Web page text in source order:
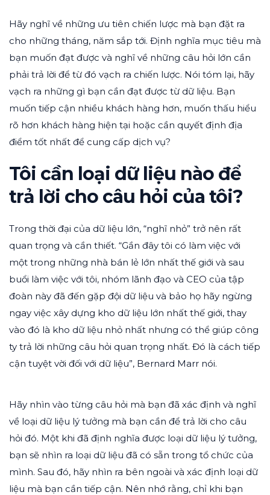
Hãy nghĩ về những ưu tiên chiến lược mà bạn đặt ra
cho những tháng, năm sắp tới. Định nghĩa mục tiêu mà
bạn muốn đạt được và nghĩ về những câu hỏi lớn cần
phải trả lời để từ đó vạch ra chiến lược. Nói tóm lại, hãy
vạch ra những gì bạn cần đạt được từ dữ liệu. Bạn
muốn tiếp cận nhiều khách hàng hơn, muốn thấu hiểu
rõ hơn khách hàng hiện tại hoặc cần quyết định địa
điểm tốt nhất để cung cấp dịch vụ?
Tôi cần loại dữ liệu nào để
trả lời cho câu hỏi của tôi?
Trong thời đại của dữ liệu lớn, “nghĩ nhỏ” trở nên rất
quan trọng và cần thiết. “Gần đây tôi có làm việc với
một trong những nhà bán lẻ lớn nhất thế giới và sau
buổi làm việc với tôi, nhóm lãnh đạo và CEO của tập
đoàn này đã đến gặp đội dữ liệu và bảo họ hãy ngừng
ngay việc xây dựng kho dữ liệu lớn nhất thế giới, thay
vào đó là kho dữ liệu nhỏ nhất nhưng có thể giúp công
ty trả lời những câu hỏi quan trọng nhất. Đó là cách tiếp
cận tuyệt vời đối với dữ liệu”, Bernard Marr nói.
Hãy nhìn vào từng câu hỏi mà bạn đã xác định và nghĩ
về loại dữ liệu lý tưởng mà bạn cần để trả lời cho câu
hỏi đó. Một khi đã định nghĩa được loại dữ liệu lý tưởng,
bạn sẽ nhìn ra loại dữ liệu đã có sẵn trong tổ chức của
mình. Sau đó, hãy nhìn ra bên ngoài và xác định loại dữ
liệu mà bạn cần tiếp cận. Nên nhớ rằng, chỉ khi bạn